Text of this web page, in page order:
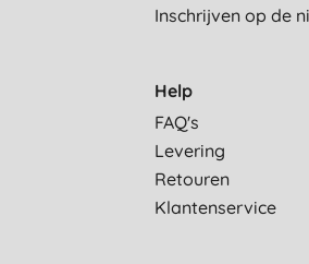
Inschrijven op de
Help
FAQ's
Levering
Retouren
Klantenservice